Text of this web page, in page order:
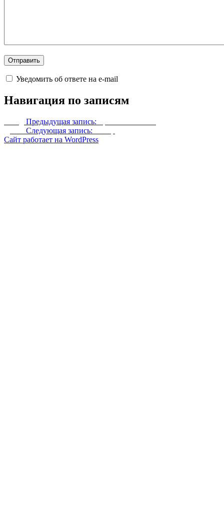
Уведомить об ответе на e-mail
Навигация по записям
Предыдущая запись:
Следующая запись:
Сайт работает на WordPress